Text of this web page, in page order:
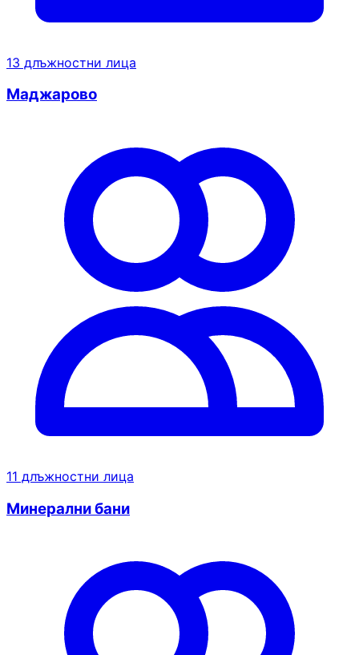
13 длъжностни лица
Маджарово
11 длъжностни лица
Минерални бани